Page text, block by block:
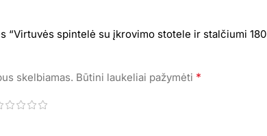
“Virtuvės spintelė su įkrovimo stotele ir stalčiumi 180
skelbiamas. Būtini laukeliai pažymėti *